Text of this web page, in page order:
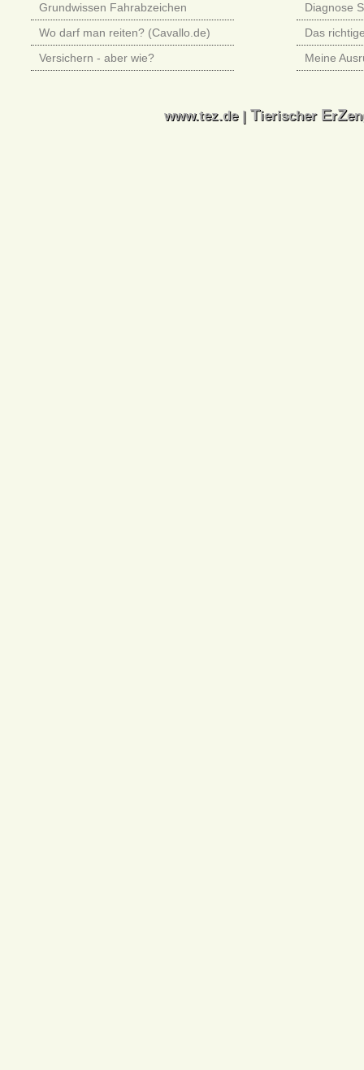
Grundwissen Fahrabzeichen
Wo darf man reiten? (Cavallo.de)
Versichern - aber wie?
Diagnose
Das
Meine
www.tez.de | Tierischer ErZ
www.tez.de | Tierischer ErZ